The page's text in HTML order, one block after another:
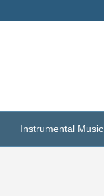
Instrumental Music